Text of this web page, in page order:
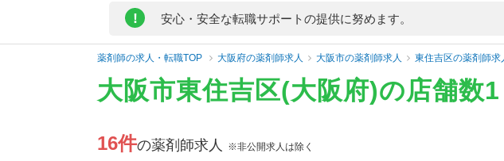
! 安心・安全な転職サポートの提供に努めます。
薬剤師の求人・転職TOP 大阪府の薬剤師求人 大阪市の薬剤師求人 東住吉区の薬剤師求
大阪市東住吉区(大阪府)の店舗数
16件の薬剤師求人 ※非公開求人は除く